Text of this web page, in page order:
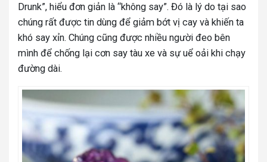
Drunk”, hiểu đơn giản là “không say”. Đó là lý do tại sao
chúng rất được tin dùng để giảm bớt vị cay và khiến ta
khó say xỉn. Chúng cũng được nhiều người đeo bên
mình để chống lại cơn say tàu xe và sự uể oải khi chạy
đường dài.